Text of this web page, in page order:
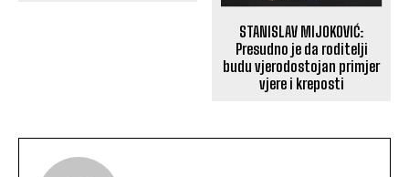
STANISLAV MIJOKOVIĆ:
Presudno je da roditelji
budu vjerodostojan primjer
vjere i kreposti